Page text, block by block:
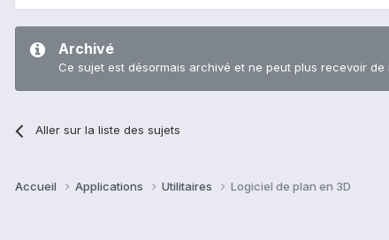
Archivé
Ce sujet est désormais archivé et ne peut plus recevoir de
Aller sur la liste des sujets
Accueil Applications Utilitaires Logiciel de plan en 3D